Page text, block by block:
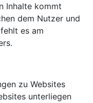
Inhalte kommt
dem Nutzer und
es am
zu Websites
unterliegen